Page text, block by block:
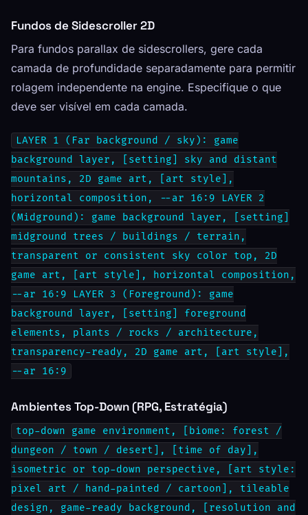
Fundos de Sidescroller 2D
Para fundos parallax de sidescrollers, gere cada
camada de profundidade separadamente para permitir
rolagem independente na engine. Especifique o que
deve ser visível em cada camada.
LAYER 1 (Far background / sky): game
background layer, [setting] sky and distant
mountains, 2D game art, [art style],
horizontal composition, --ar 16:9 LAYER 2
(Midground): game background layer, [setting]
midground trees / buildings / terrain,
transparent or consistent sky color top, 2D
game art, [art style], horizontal composition,
--ar 16:9 LAYER 3 (Foreground): game
background layer, [setting] foreground
elements, plants / rocks / architecture,
transparency-ready, 2D game art, [art style],
--ar 16:9
Ambientes Top-Down (RPG, Estratégia)
top-down game environment, [biome: forest /
dungeon / town / desert], [time of day],
isometric or top-down perspective, [art style:
pixel art / hand-painted / cartoon], tileable
design, game-ready background, [resolution and